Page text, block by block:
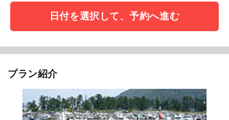
日付を選択して、予約へ進む
プラン紹介